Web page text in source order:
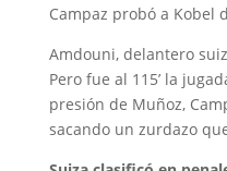
Campaz probó a Kobel
Amdouni, delantero
Pero fue al 115’ la
presión de Muñoz,
sacando un zurdazo